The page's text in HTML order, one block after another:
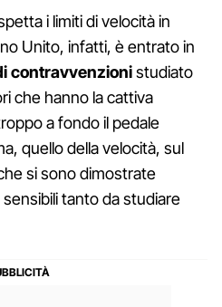
i limiti di velocità in
Unito, infatti, è entrato in
contravvenzionistudiato
che hanno la cattiva
a fondo il pedale
quello della velocità, sul
si sono dimostrate
tanto da studiare